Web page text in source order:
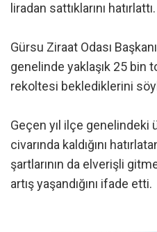
liradan sattıklarını hatırlattı.
Gürsu Ziraat Odası
genelinde yaklaşık 25 bin
rekoltesi beklediklerini
Geçen yıl ilçe genelindeki
civarında kaldığını
şartlarının da elverişli
artış yaşandığını ifade etti.